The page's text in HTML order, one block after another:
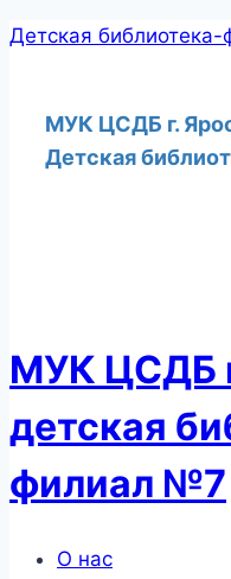
Перейти
Детская
МУК ЦСДБ г.
Детская
МУК ЦСДБ
детская
филиал №7
МенюО нас